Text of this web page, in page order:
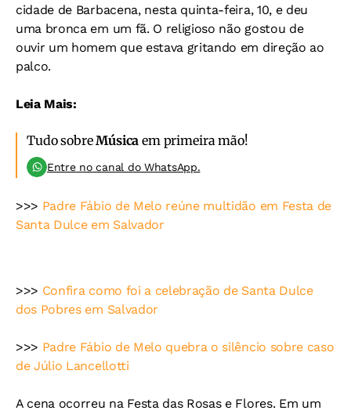
cidade de Barbacena, nesta quinta-feira, 10, e deu
uma bronca em um fã. O religioso não gostou de
ouvir um homem que estava gritando em direção ao
palco.
Leia Mais:
Tudo sobreMúsica em primeira mão!
Entre no canal do WhatsApp.
>>> Padre Fábio de Melo reúne multidão em Festa de
Santa Dulce em Salvador
>>> Confira como foi a celebração de Santa Dulce
dos Pobres em Salvador
>>> Padre Fábio de Melo quebra o silêncio sobre caso
de Júlio Lancellotti
A cena ocorreu na Festa das Rosas e Flores. Em um